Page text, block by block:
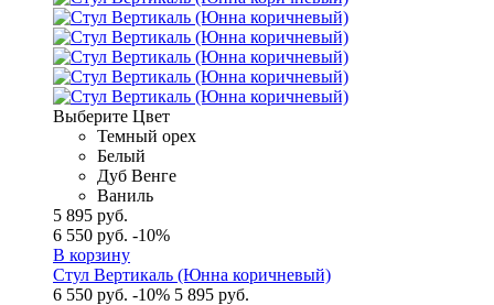
Выберите Цвет
Темный орех
Белый
Дуб Венге
Ваниль
5 895 руб.
6 550 руб. -10%
В корзину
Стул Вертикаль (Юнна коричневый)
6 550 руб. -10% 5 895 руб.